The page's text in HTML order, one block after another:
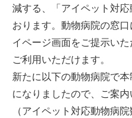
減する、「アイペット対
おります。動物病院の窓
イページ画面をご提示い
ご利用いただけます。
新たに以下の動物病院で
になりましたので、ご案内
（アイペット対応動物病